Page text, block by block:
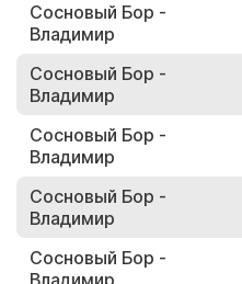
Сосновый Бор -
Владимир
Сосновый Бор -
Владимир
Сосновый Бор -
Владимир
Сосновый Бор -
Владимир
Сосновый Бор -
Владимир